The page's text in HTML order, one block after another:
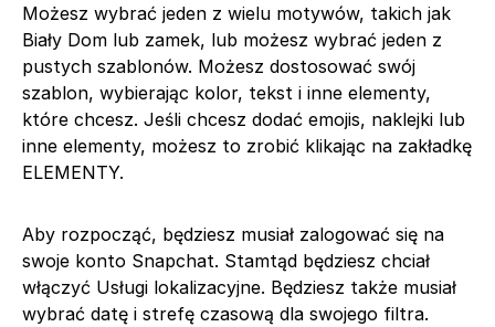
Możesz wybrać jeden z wielu motywów, takich jak
Biały Dom lub zamek, lub możesz wybrać jeden z
pustych szablonów. Możesz dostosować swój
szablon, wybierając kolor, tekst i inne elementy,
które chcesz. Jeśli chcesz dodać emojis, naklejki lub
inne elementy, możesz to zrobić klikając na zakładkę
ELEMENTY.
Aby rozpocząć, będziesz musiał zalogować się na
swoje konto Snapchat. Stamtąd będziesz chciał
włączyć Usługi lokalizacyjne. Będziesz także musiał
wybrać datę i strefę czasową dla swojego filtra.